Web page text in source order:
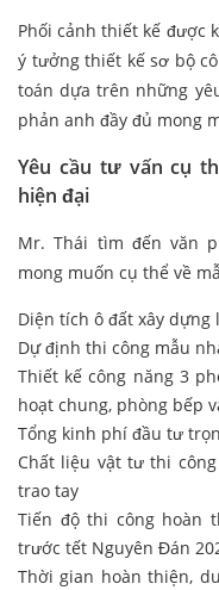
Phối cảnh thiết kế được
ý tưởng thiết kế sơ bộ
toán dựa trên những
phản anh đầy đủ mong
Yêu cầu tư vấn cụ
hiện đại
Mr. Thái tìm đến văn
mong muốn cụ thể về
Diện tích ô đất xây dựng
Dự định thi công mẫu
Thiết kế công năng 3
hoạt chung, phòng bếp
Tổng kinh phí đầu tư
Chất liệu vật tư thi
trao tay
Tiến độ thi công hoàn
trước tết Nguyên Đán
Thời gian hoàn thiện,